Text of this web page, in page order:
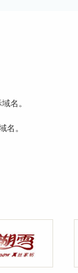
名。
名。